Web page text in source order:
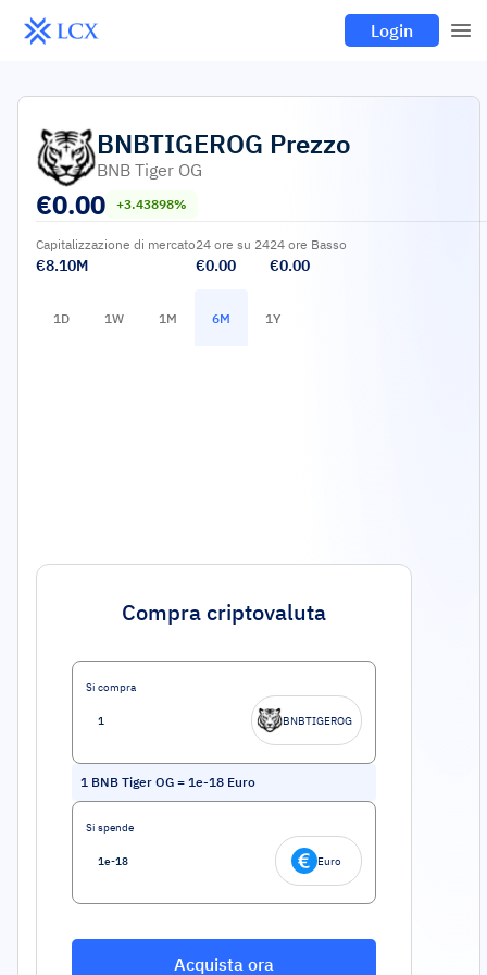
Login
BNBTIGEROG Prezzo
BNB Tiger OG
€0.00 +3.43898%
Capitalizzazione di mercato
€8.10M
24 ore su 24
€0.00
24 ore Basso
€0.00
1D 1W 1M 6M 1Y
Compra criptovaluta
Si compra
BNBTIGEROG
1 BNB Tiger OG = 1e-18 Euro
Si spende
Euro
Acquista ora